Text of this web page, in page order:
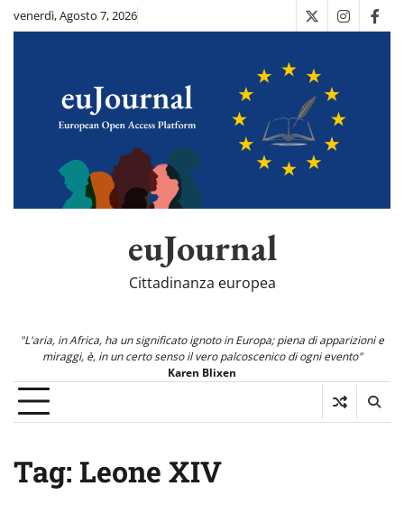
Skipvenerdì, Agosto 7, 2026 X
euJournal
Cittadinanza europea
"L'aria, in Africa, ha un significato ignoto in Europa; piena di apparizioni e
miraggi, è, in un certo senso il vero palcoscenico di ogni evento"
Karen Blixen
Tag: Leone XIV